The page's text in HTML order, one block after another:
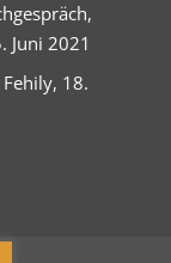
Juni 2021
18.